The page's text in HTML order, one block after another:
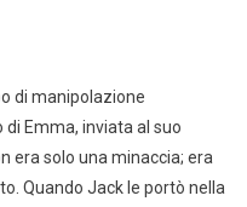
di manipolazione
Emma, inviata al suo
era solo una minaccia; era
Quando Jack le portò nella